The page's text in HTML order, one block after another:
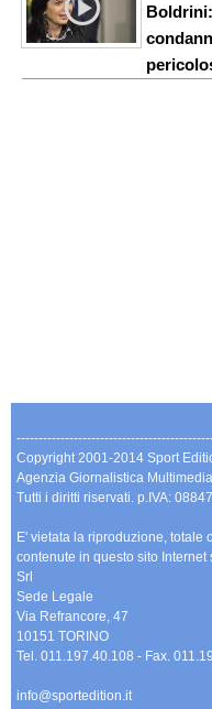
Copyright 2001-2014 Sport
Agenzia Giornalistica
Tutti i diritti riservati. p.IVA:
E' vietata la riproduzione, totale
contenute in questo sito Internet
Srl
Sede Legale
Via Refrancore, 47
10151 TORINO
Tel. 011.197.40.108 - Fax.
info@sportedition.it